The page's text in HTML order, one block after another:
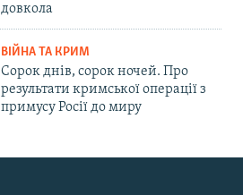
довкола
ВІЙНА ТА КРИМ
Сорок днів, сорок ночей. Про
результати кримської операції з
примусу Росії до миру